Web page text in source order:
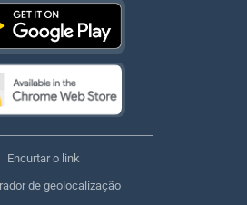
Encurtar o link
de geolocalização